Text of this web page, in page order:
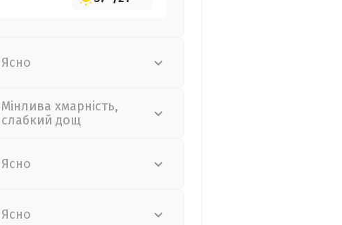
Ясно
Мінлива хмарність,
слабкий дощ
Ясно
Ясно